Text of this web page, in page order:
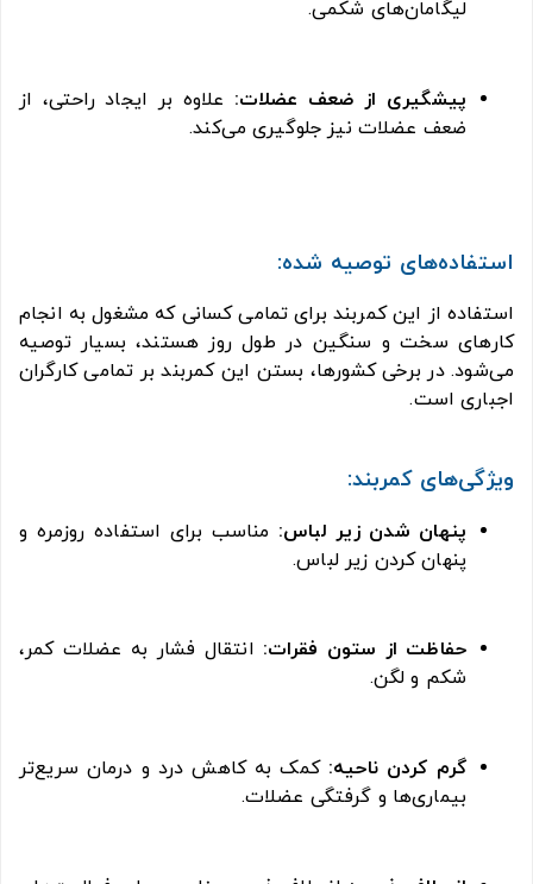
لیگامان‌های شکمی.
پیشگیری از ضعف عضلات: علاوه بر ایجاد راحتی، از
ضعف عضلات نیز جلوگیری می‌کند.
استفاده‌های توصیه شده:
استفاده از این کمربند برای تمامی کسانی که مشغول به انجام
کارهای سخت و سنگین در طول روز هستند، بسیار توصیه
می‌شود. در برخی کشورها، بستن این کمربند بر تمامی کارگران
اجباری است.
ویژگی‌های کمربند:
پنهان شدن زیر لباس: مناسب برای استفاده روزمره و
پنهان کردن زیر لباس.
حفاظت از ستون فقرات: انتقال فشار به عضلات کمر،
شکم و لگن.
گرم کردن ناحیه: کمک به کاهش درد و درمان سریع‌تر
بیماری‌ها و گرفتگی عضلات.